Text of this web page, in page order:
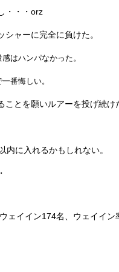
・・・orz
ャーに完全に負けた。
はハンパなかった。
番悔しい。
とを願いルアーを投げ続け
内に入れるかもしれない。
ウェイイン174名、ウェイイン